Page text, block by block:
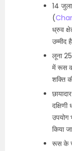
14
(
ध्रुव
उम्मीद
लूना
में रूस
शक्ति
उपयोग
किया
रूस के